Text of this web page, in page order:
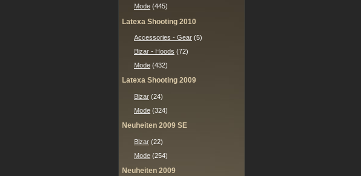
Mode (445)
Latexa Shooting 2010
Accessories - Gear (5)
Bizar - Hoods (72)
Mode (432)
Latexa Shooting 2009
Bizar (24)
Mode (324)
Neuheiten 2009 SE
Bizar (22)
Mode (254)
Neuheiten 2009